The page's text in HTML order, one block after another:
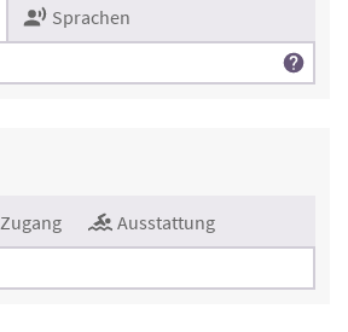
Sprachen
Zugang Ausstattung